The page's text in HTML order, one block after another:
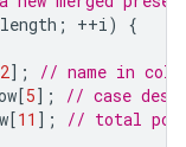
length ; ++i)
{
2];
// name in
[5];
// case
[11 ]; // total